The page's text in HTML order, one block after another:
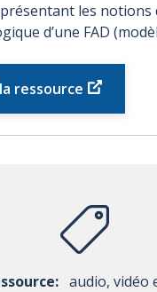
les notions
d’une FAD
ressource
audio, vidéo